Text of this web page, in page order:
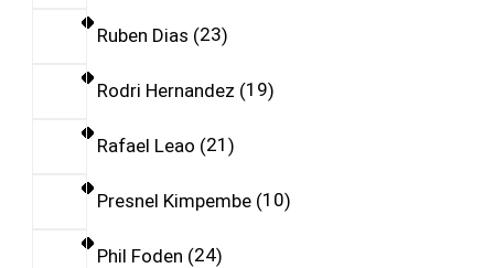
Ruben Dias 23
Rodri Hernandez 19
Rafael Leao 21
Presnel Kimpembe 10
Phil Foden 24